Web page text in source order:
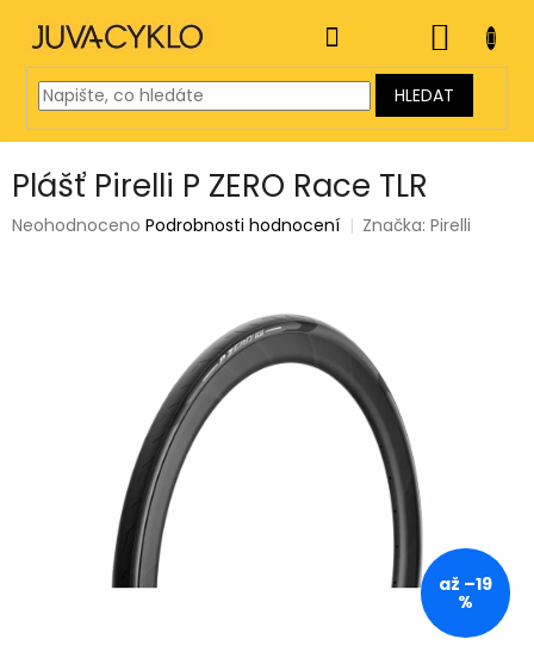
obsah
HLEDAT
KOŠÍK
Plášť Pirelli P ZERO Race TLR
Průměrné
Neohodnoceno Podrobnosti hodnocení Značka:Pirelli
až –19
%